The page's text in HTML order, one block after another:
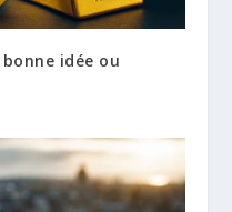
idée ou